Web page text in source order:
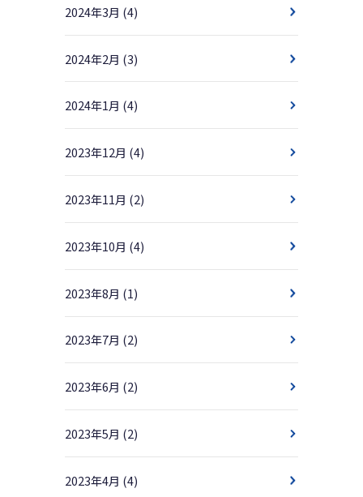
2024年3月 (4)
2024年2月 (3)
2024年1月 (4)
2023年12月 (4)
2023年11月 (2)
2023年10月 (4)
2023年8月 (1)
2023年7月 (2)
2023年6月 (2)
2023年5月 (2)
2023年4月 (4)